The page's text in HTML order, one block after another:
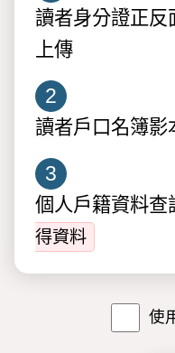
讀者身分證正反
上傳
2
讀者戶口名簿影
3
個人戶籍資料查
得資料
使